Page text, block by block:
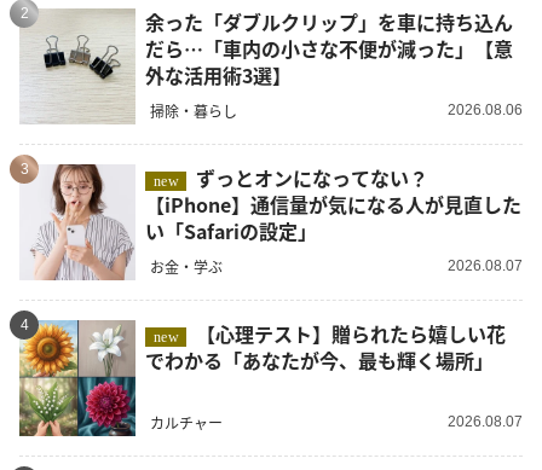
2
余った「ダブルクリップ」を車に持ち込ん
だら…「車内の小さな不便が減った」【意
外な活用術3選】
掃除・暮らし 2026.08.06
3
new
【iPhone】通信量が気になる人が見直した
い「Safariの設定」
お金・学ぶ 2026.08.07
4
new
でわかる「あなたが今、最も輝く場所」
カルチャー 2026.08.07